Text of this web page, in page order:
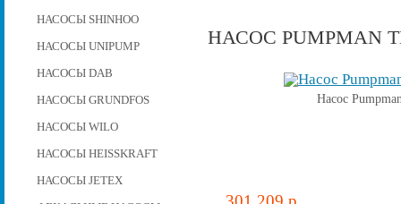
НАСОСЫ SHINHOO
НАСОСЫ UNIPUMP
НАСОСЫ DAB
НАСОСЫ GRUNDFOS
НАСОСЫ WILO
НАСОСЫ HEISSKRAFT
НАСОСЫ JETEX
НАСОС PUMPMAN
Насос